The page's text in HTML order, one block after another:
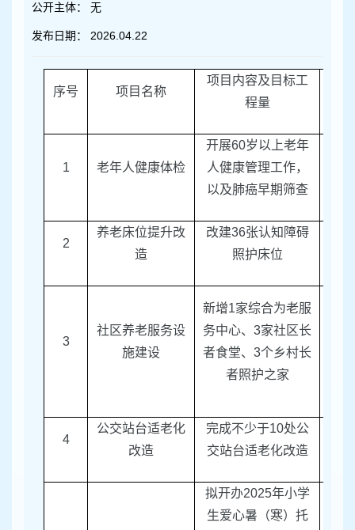
公开主体： 无
发布日期： 2026.04.22
序号 项目名称
项目内容及目标工
程量
1 老年人健康体检
开展60岁以上老年
人健康管理工作，
以及肺癌早期筛查
2
养老床位提升改
造
改建36张认知障碍
照护床位
3
社区养老服务设
施建设
新增1家综合为老服
务中心、 3家社区长
者食堂、 3个乡村长
者照护之家
4
公交站台适老化
改造
完成不少于10处公
交站台适老化改造
拟开办2025年小学
生爱心暑（寒）托